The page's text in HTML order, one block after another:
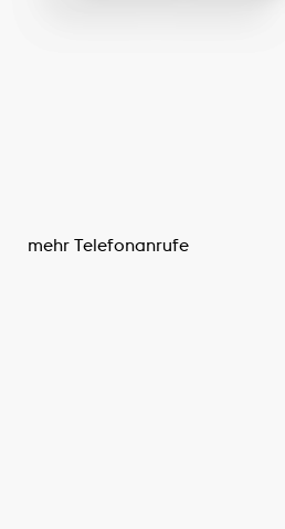
mehr Telefonanrufe